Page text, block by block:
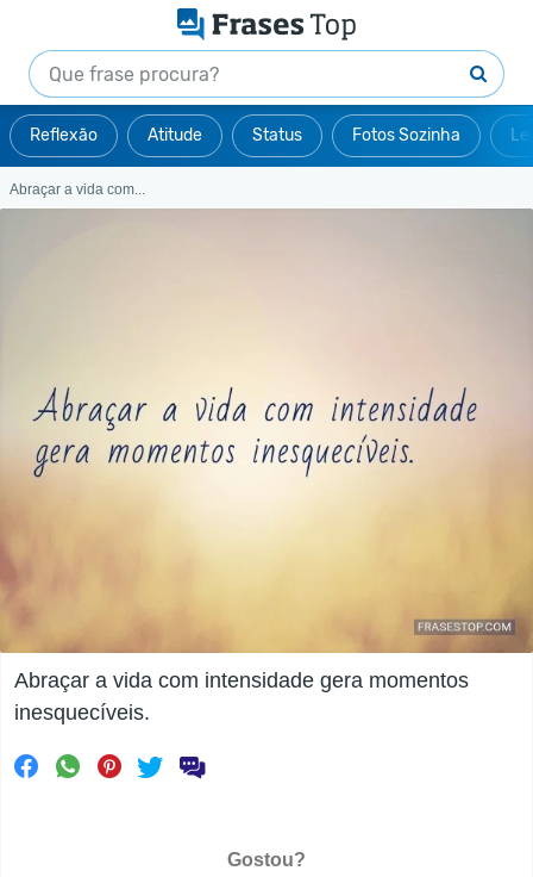
Reflexão Atitude Status Fotos Sozinha
Abraçar a vida com...
Abraçar a vida com intensidade gera momentos
inesquecíveis.
Gostou?